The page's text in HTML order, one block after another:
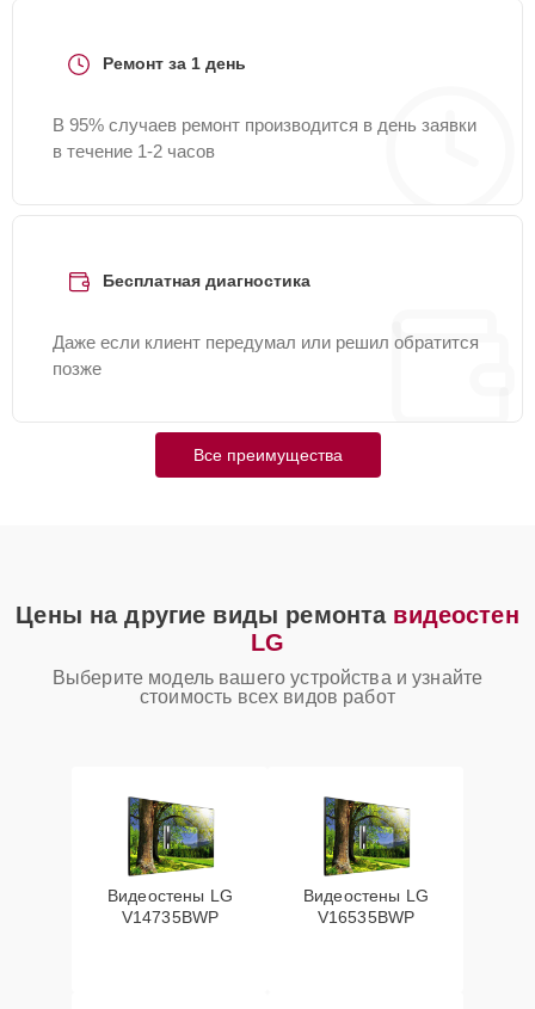
Ремонт за 1 день
В 95% случаев ремонт производится в день заявки
в течение 1-2 часов
Бесплатная диагностика
Даже если клиент передумал или решил обратится
позже
Все преимущества
Цены на другие виды ремонта видеостен
LG
Выберите модель вашего устройства и узнайте
стоимость всех видов работ
Видеостены LG
V14735BWP
Видеостены LG
V16535BWP